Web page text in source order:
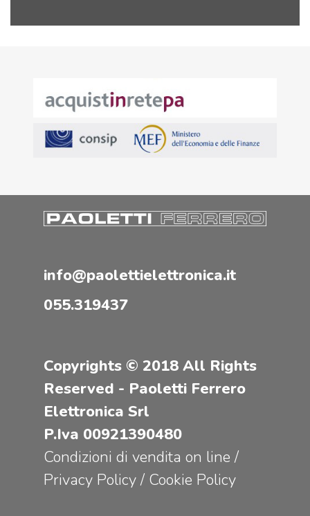
info@paolettielettronica.it
055.319437
Copyrights © 2018 All Rights
Reserved - Paoletti Ferrero
Elettronica Srl
P.Iva 00921390480
Condizioni di vendita on line /
Privacy Policy/ Cookie Policy